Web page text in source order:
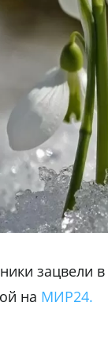
зацвели
на МИР24.